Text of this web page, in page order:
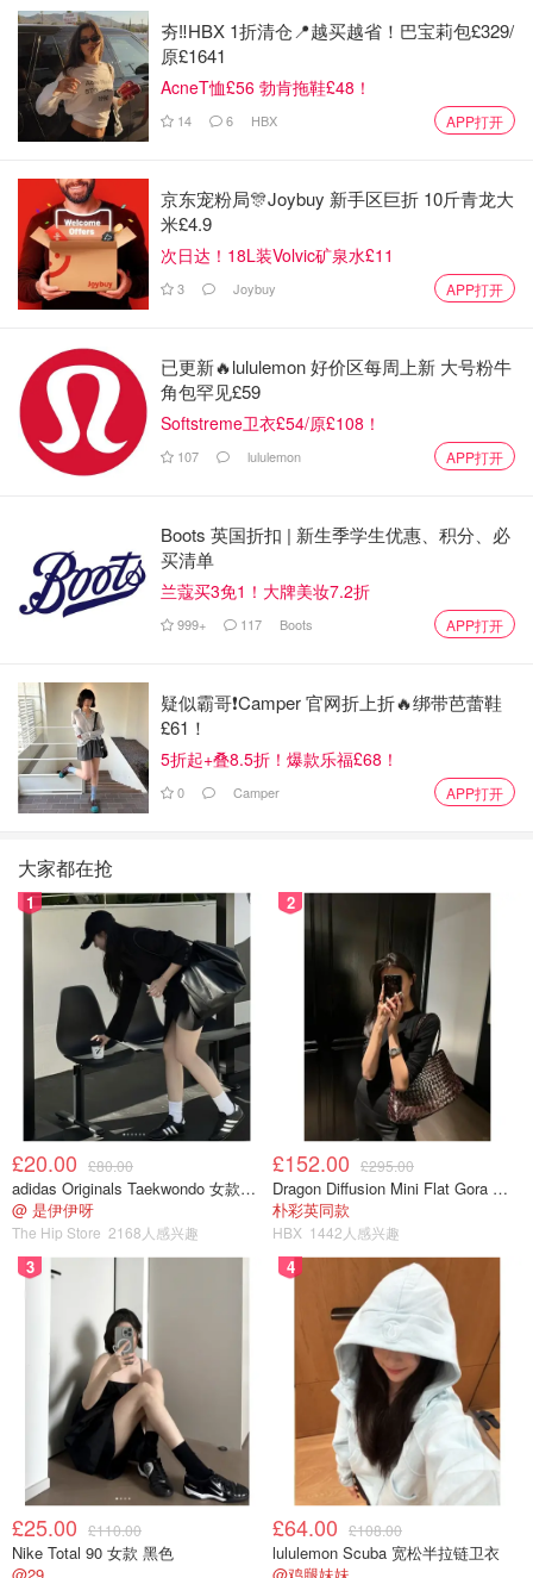
夯‼️HBX 1折清仓📍越买越省！巴宝莉包£329/
原£1641
AcneT恤£56 勃肯拖鞋£48！
14 6 HBX APP打开
京东宠粉局🎊Joybuy 新手区巨折 10斤青龙大
米£4.9
次日达！18L装Volvic矿泉水£11
3 Joybuy APP打开
已更新🔥lululemon 好价区每周上新 大号粉牛
角包罕见£59
Softstreme卫衣£54/原£108！
107 lululemon APP打开
Boots 英国折扣 | 新生季学生优惠、积分、必
买清单
兰蔻买3免1！大牌美妆7.2折
999+ 117 Boots APP打开
疑似霸哥❗️Camper 官网折上折🔥绑带芭蕾鞋
£61！
5折起+叠8.5折！爆款乐福£68！
0 Camper APP打开
大家都在抢
1
£20.00 £80.00
adidas Originals Taekwondo 女款黑色运动鞋
@ 是伊伊呀
The Hip Store 2168人感兴趣
2
£152.00 £295.00
Dragon Diffusion Mini Flat Gora 深棕色手提包
朴彩英同款
HBX 1442人感兴趣
3
£25.00 £110.00
Nike Total 90 女款 黑色
4
£64.00 £108.00
lululemon Scuba 宽松半拉链卫衣